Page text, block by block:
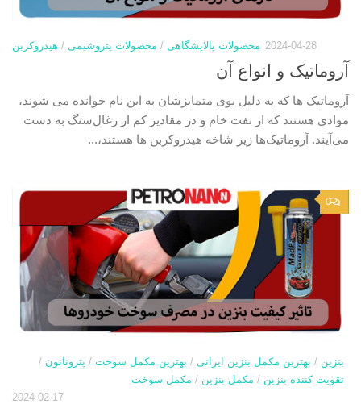
محصولات پالایشگاهی / محصولات پتروشیمی / هیدروکربن 2024-04-28
آروماتیک و انواع آن
آروماتیک ها که به دلیل بوی متمایزشان به این نام خوانده می شوند،
موادی هستند که از نفت خام و در مقادیر کم از زغال‌سنگ به دست
می‌آیند. آروماتیک‌ها زیر شاخه هیدروکربن ها هستند،...
0
بنزین / بهترین مکمل بنزین ایرانی / بهترین مکمل سوخت / پترونانون /
تقویت کننده بنزین / مکمل بنزین / مکمل سوخت
2024-02-17